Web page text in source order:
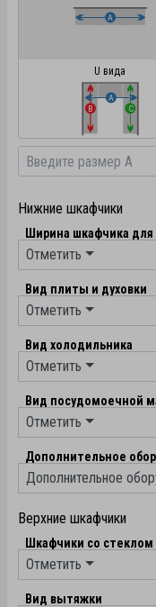
U вида
Нижние шкафчики
Ширина шкафчика
Отметить
Вид плиты и духовки
Отметить
Вид холодильника
Отметить
Вид посудомоечной
Отметить
Дополнительное
Дополнительное
Верхние шкафчики
Шкафчики со стеклом
Отметить
Вид вытяжки